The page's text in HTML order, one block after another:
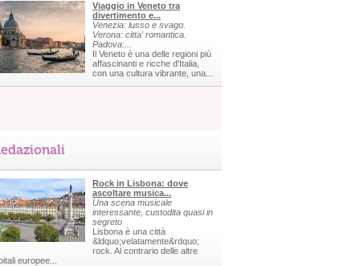
Viaggio in Veneto tra
divertimento e...
Venezia: lusso e svago.
Verona: citta' romantica.
Padova:...
Il Veneto è una delle regioni più
affascinanti e ricche d'Italia,
con una cultura vibrante, una...
Rock in Lisbona: dove
ascoltare musica...
Una scena musicale
interessante, custodita quasi in
segreto
Lisbona è una città
&ldquo;velatamente&rdquo;
rock. Al contrario delle altre
europee...